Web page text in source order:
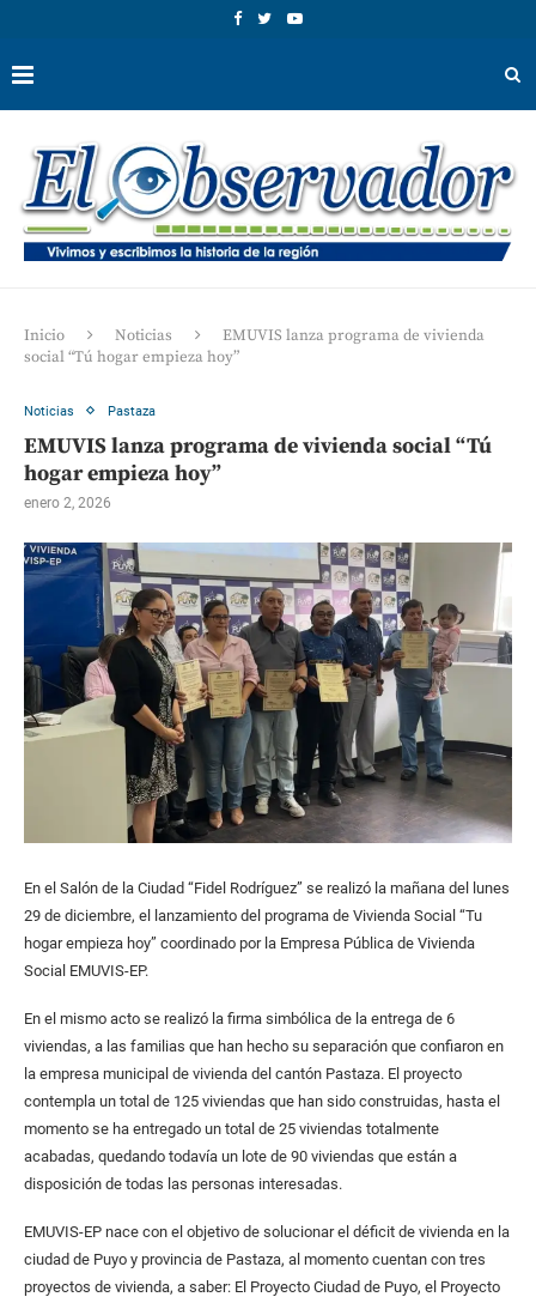
Inicio Noticias
EMUVIS lanza programa de vivienda
social “Tú hogar empieza hoy”
Noticias Pastaza
EMUVIS lanza programa de vivienda social “Tú
hogar empieza hoy”
enero 2, 2026
En el Salón de la Ciudad “Fidel Rodríguez” se realizó la mañana del lunes
29 de diciembre, el lanzamiento del programa de Vivienda Social “Tu
hogar empieza hoy” coordinado por la Empresa Pública de Vivienda
Social EMUVIS-EP.
En el mismo acto se realizó la firma simbólica de la entrega de 6
viviendas, a las familias que han hecho su separación que confiaron en
la empresa municipal de vivienda del cantón Pastaza. El proyecto
contempla un total de 125 viviendas que han sido construidas, hasta el
momento se ha entregado un total de 25 viviendas totalmente
acabadas, quedando todavía un lote de 90 viviendas que están a
disposición de todas las personas interesadas.
EMUVIS-EP nace con el objetivo de solucionar el déficit de vivienda en la
ciudad de Puyo y provincia de Pastaza, al momento cuentan con tres
proyectos de vivienda, a saber: El Proyecto Ciudad de Puyo, el Proyecto